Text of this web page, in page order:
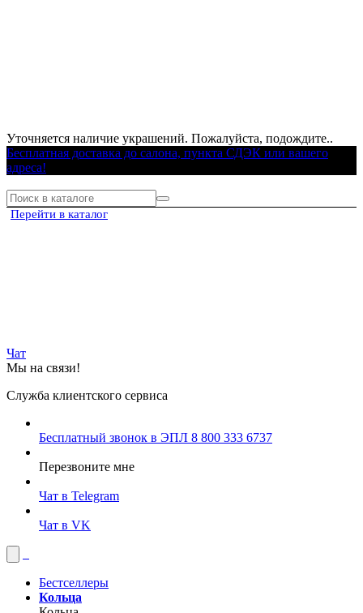
Уточняется наличие украшений. Пожалуйста, подождите..
Бесплатная доставка до салона, пункта СДЭК или вашего
адреса!
Перейти в каталог
Чат
Мы на связи!
Служба клиентского сервиса
Бесплатный звонок в ЭПЛ 8 800 333 6737
Перезвоните мне
Чат в Telegram
Чат в VK
Бестселлеры
Кольца